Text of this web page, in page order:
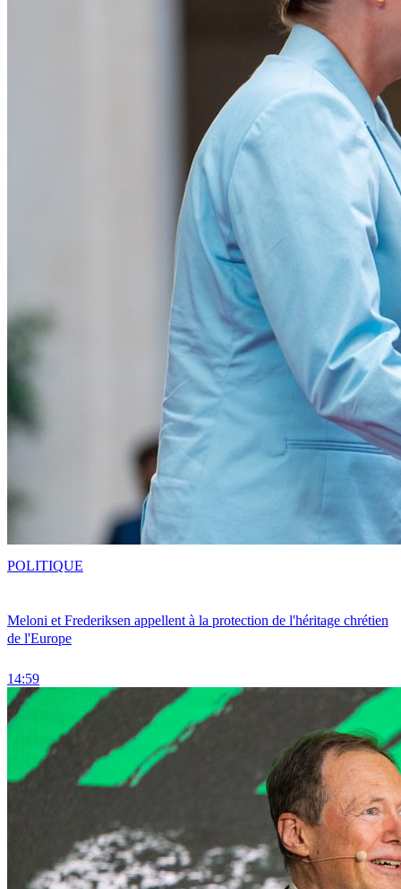
Meloni et Frederiksen appellent à la protection de l'héritage chrétien
de l'Europe
14:59
POLITIQUE